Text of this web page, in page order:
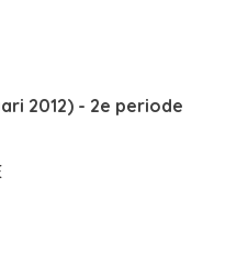
2012) - 2e periode